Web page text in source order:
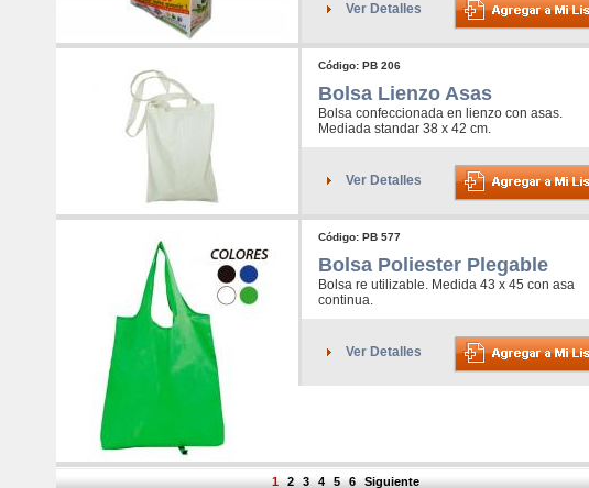
Ver Detalles
Código: PB 206
Bolsa Lienzo Asas
Bolsa confeccionada en lienzo con asas.
Mediada standar 38 x 42 cm.
Ver Detalles
Código: PB 577
Bolsa Poliester Plegable
Bolsa re utilizable. Medida 43 x 45 con asa
continua.
Ver Detalles
1 2 3 4 5 6 Siguiente